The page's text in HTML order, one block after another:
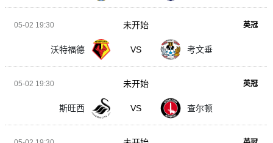
05-02 19:30 英冠
沃特福德 VS 考文垂
未开始
05-02 19:30 英冠
斯旺西 VS 查尔顿
未开始